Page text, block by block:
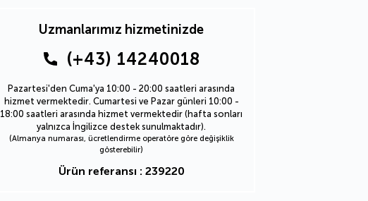
Uzmanlarımız hizmetinizde
(+43) 14240018
Pazartesi'den Cuma'ya 10:00 - 20:00 saatleri arasında
hizmet vermektedir. Cumartesi ve Pazar günleri 10:00 -
18:00 saatleri arasında hizmet vermektedir (hafta sonları
yalnızca İngilizce destek sunulmaktadır).
(Almanya numarası, ücretlendirme operatöre göre değişiklik
gösterebilir)
Ürün referansı : 239220